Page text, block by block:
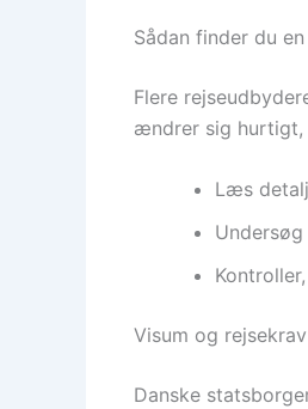
Sådan finder du
Flere
ændrer sig
Læs
Visum og
Danske